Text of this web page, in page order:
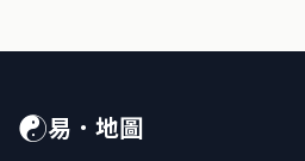
☯易．地圖